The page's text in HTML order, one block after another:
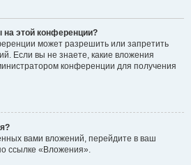
этой конференции?
может разрешить или запретить
Если вы не знаете, какие вложения
конференции для получения
вами вложений, перейдите в ваш
ссылке «Вложения».